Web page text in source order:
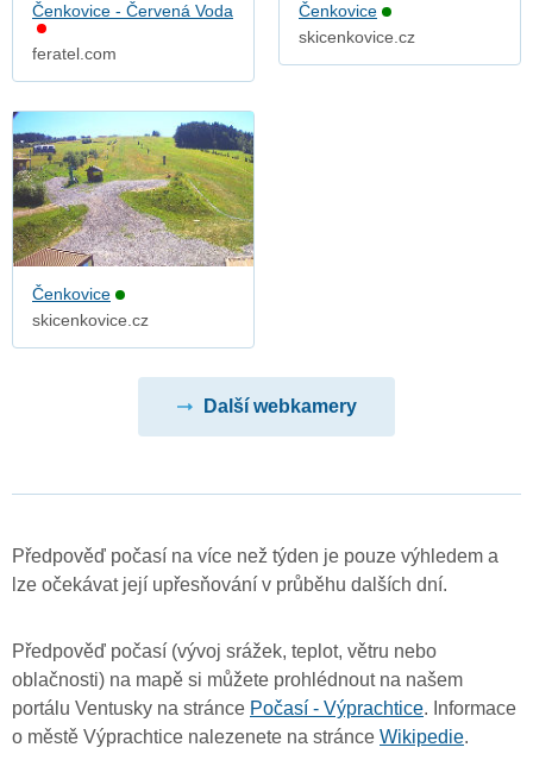
Čenkovice - Červená Voda
feratel.com
Čenkovice
skicenkovice.cz
Čenkovice
skicenkovice.cz
Další webkamery
Předpověď počasí na více než týden je pouze výhledem a
lze očekávat její upřesňování v průběhu dalších dní.
Předpověď počasí (vývoj srážek, teplot, větru nebo
oblačnosti) na mapě si můžete prohlédnout na našem
portálu Ventusky na stránce Počasí - Výprachtice. Informace
o městě Výprachtice nalezenete na stránce Wikipedie.